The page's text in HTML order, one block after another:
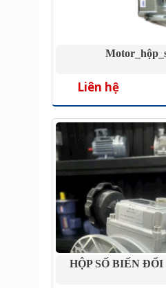
Liên hệ
HỘP SỐ BIẾN